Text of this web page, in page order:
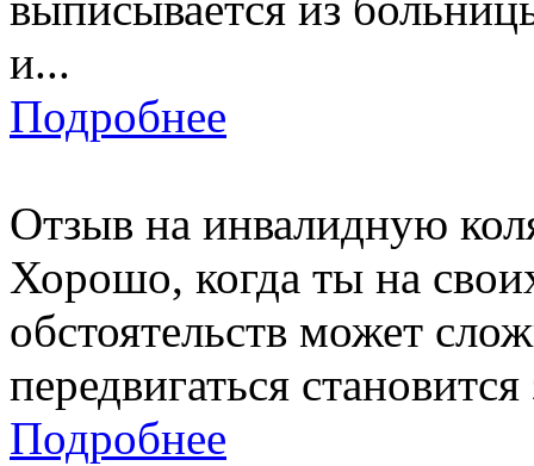
и...
Подробнее
Отзыв на инвалидную
Хорошо, когда ты на
обстоятельств может
передвигаться
Подробнее